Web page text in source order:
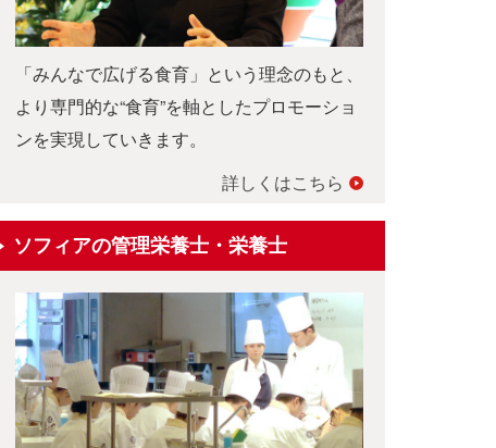
「みんなで広げる食育」という理念のもと、
より専門的な“食育”を軸としたプロモーショ
ンを実現していきます。
詳しくはこちら
ソフィアの管理栄養士・栄養士